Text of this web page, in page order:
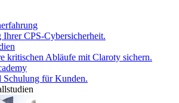
Ihrer CPS-Cybersicherheit.
kritischen Abläufe mit Claroty sichern.
Schulung für Kunden.